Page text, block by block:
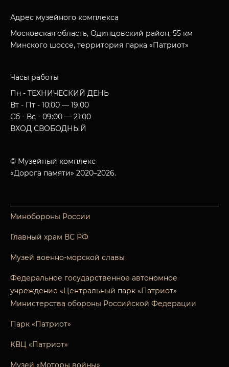
Адрес музейного комплекса
Московская область, Одинцовский район, 55 км
Минского шоссе, территория парка «Патриот»
Часы работы
Пн - ТЕХНИЧЕСКИЙ ДЕНЬ
Вт - Пт - 10:00 — 19:00
Сб - Вс - 09:00 — 21:00
ВХОД СВОБОДНЫЙ
© Музейный комплекс
«Дорога памяти» 2020–2026.
Минобороны России
Главный храм ВС РФ
Музей военно-морской славы
Федеральное государственное автономное
учреждение «Центральный парк «Патриот»
Министерства обороны Российской Федерации
Парк «Патриот»
КВЦ «Патриот»
Музей «Моторы войны»